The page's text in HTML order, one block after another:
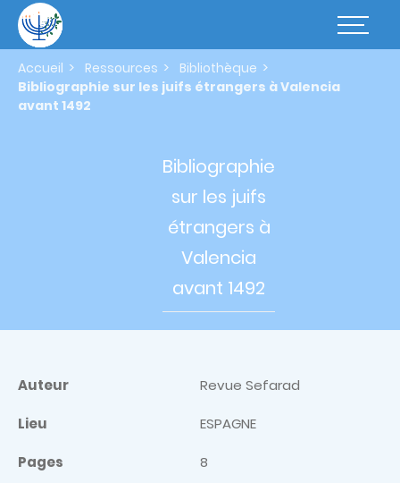
contenu
principal
Basculer
Accueil Ressources
Bibliothèque
Bibliographie sur les juifs étrangers à Valencia
avant 1492
Bibliographie
sur les juifs
étrangers à
Valencia
avant 1492
Auteur Revue Sefarad
Lieu ESPAGNE
Pages 8